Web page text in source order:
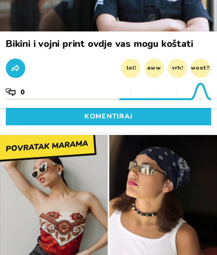
Bikini i vojni print ovdje vas mogu koštati
lol! aww vrh! woot?!
0
KOMENTIRAJ
POVRATAK MARAMA